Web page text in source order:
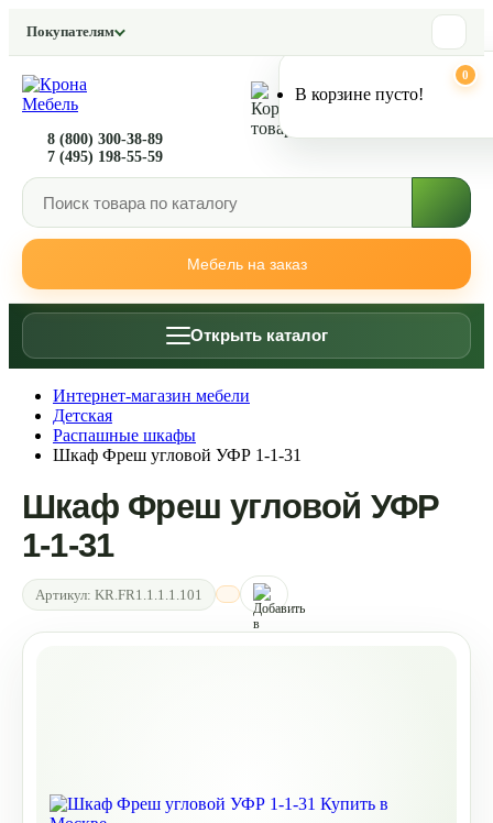
Покупателям
Мебель на заказ
8 (800) 300-38-89
7 (495) 198-55-59
0
В корзине пусто!
Открыть каталог
Интернет-магазин мебели
Детская
Распашные шкафы
Шкаф Фреш угловой УФР 1-1-31
Шкаф Фреш угловой УФР
1-1-31
Артикул: KR.FR1.1.1.1.101